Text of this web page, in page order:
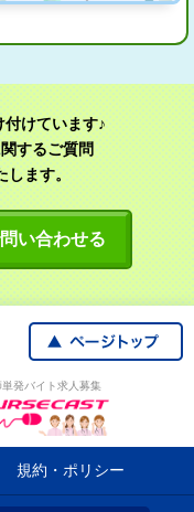
けています♪
するご質問
します。
い合わせる
単発バイト求人募集
規約・ポリシー